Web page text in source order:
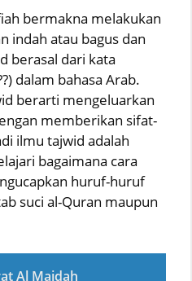
bermakna melakukan
indah atau bagus dan
berasal dari kata
dalam bahasa Arab.
berarti mengeluarkan
memberikan sifat-
ilmu tajwid adalah
bagaimana cara
huruf-huruf
suci al-Quran maupun
Al Maidah